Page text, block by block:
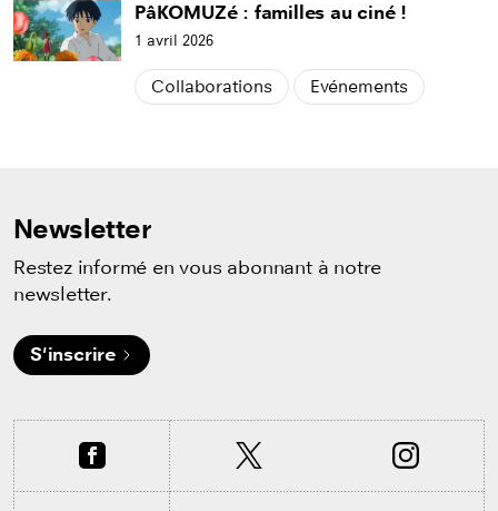
PâKOMUZé : familles au ciné !
1 avril 2026
Collaborations Evénements
Newsletter
Restez informé en vous abonnant à notre
newsletter.
S'inscrire